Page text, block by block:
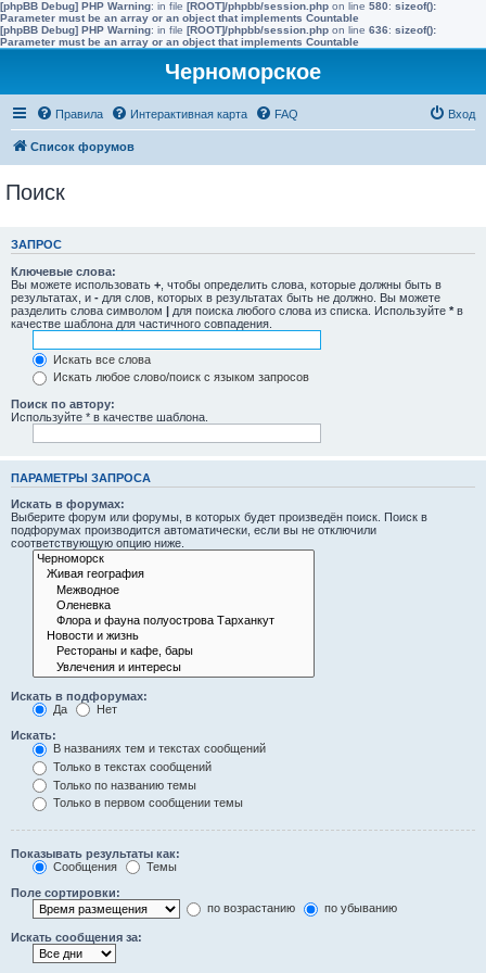
[phpBB Debug] PHP Warning: in file [ROOT]/phpbb/session.php on line 580: sizeof():
Parameter must be an array or an object that implements Countable
[phpBB Debug] PHP Warning: in file [ROOT]/phpbb/session.php on line 636: sizeof():
Parameter must be an array or an object that implements Countable
Черноморское
Правила Интерактивная карта FAQ Вход
Список форумов
Поиск
ЗАПРОС
Ключевые слова:
Вы можете использовать + , чтобы определить слова, которые должны быть в
результатах, и - для слов, которых в результатах быть не должно. Вы можете
разделить слова символом | для поиска любого слова из списка. Используйте * в
качестве шаблона для частичного совпадения.
Искать все слова
Искать любое слово/поиск с языком запросов
Поиск по автору:
Используйте * в качестве шаблона.
ПАРАМЕТРЫ ЗАПРОСА
Искать в форумах:
Выберите форум или форумы, в которых будет произведён поиск. Поиск в
подфорумах производится автоматически, если вы не отключили
соответствующую опцию ниже.
Искать в подфорумах:
Да
Нет
Искать:
В названиях тем и текстах сообщений
Только в текстах сообщений
Только по названию темы
Только в первом сообщении темы
Показывать результаты как:
Сообщения
Темы
Поле сортировки:
по возрастанию
по убыванию
Искать сообщения за: